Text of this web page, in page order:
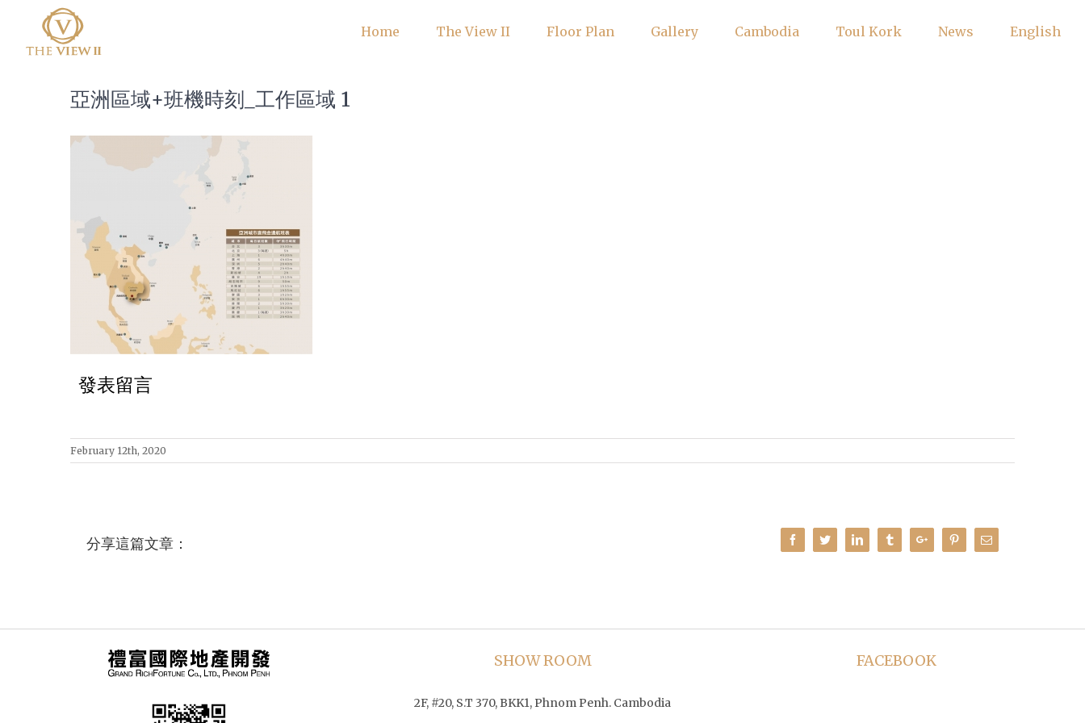
Home The View II Floor Plan Gallery Cambodia Toul Kork News English
亞洲區域+班機時刻_工作區域 1
發表留言
February 12th, 2020
分享這篇文章： Facebook
TwitterLinkedinTumblrGoogle+PinterestEmail
SHOW ROOM
2F, #20, S.T 370, BKK1, Phnom Penh. Cambodia
FACEBOOK